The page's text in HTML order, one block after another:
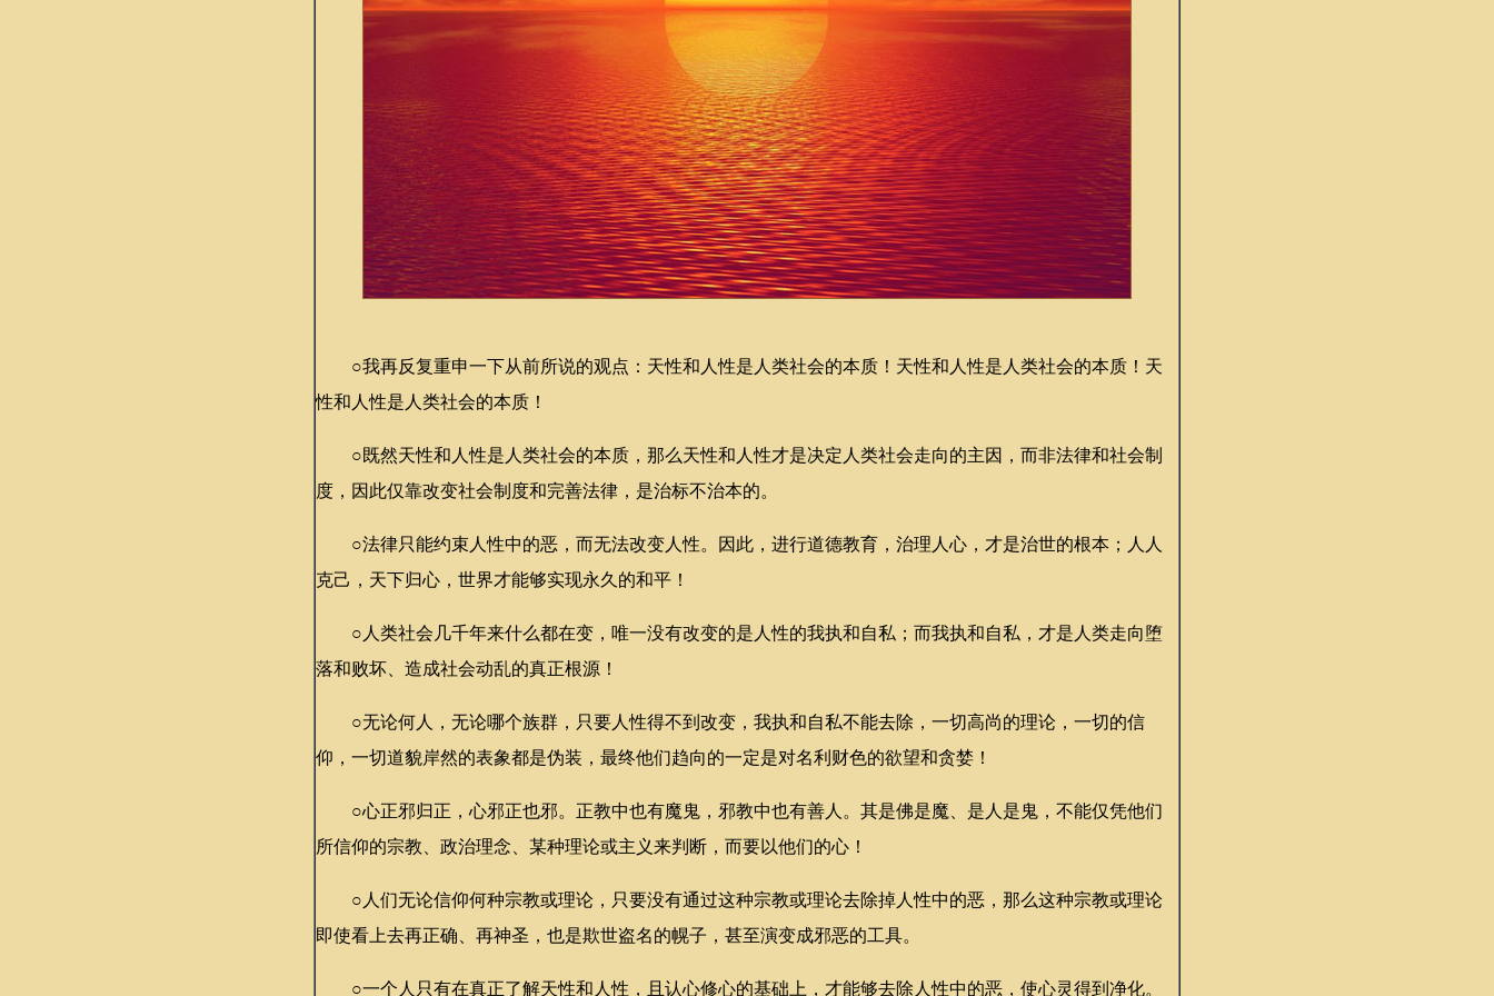
○我再反复重申一下从前所说的观点：天性和人性是人类社会的本质！天性和人性是人类社会的本质！天
性和人性是人类社会的本质！
○既然天性和人性是人类社会的本质，那么天性和人性才是决定人类社会走向的主因，而非法律和社会制
度，因此仅靠改变社会制度和完善法律，是治标不治本的。
○法律只能约束人性中的恶，而无法改变人性。因此，进行道德教育，治理人心，才是治世的根本；人人
克己，天下归心，世界才能够实现永久的和平！
○人类社会几千年来什么都在变，唯一没有改变的是人性的我执和自私；而我执和自私，才是人类走向堕
落和败坏、造成社会动乱的真正根源！
○无论何人，无论哪个族群，只要人性得不到改变，我执和自私不能去除，一切高尚的理论，一切的信
仰，一切道貌岸然的表象都是伪装，最终他们趋向的一定是对名利财色的欲望和贪婪！
○心正邪归正，心邪正也邪。正教中也有魔鬼，邪教中也有善人。其是佛是魔、是人是鬼，不能仅凭他们
所信仰的宗教、政治理念、某种理论或主义来判断，而要以他们的心！
○人们无论信仰何种宗教或理论，只要没有通过这种宗教或理论去除掉人性中的恶，那么这种宗教或理论
即使看上去再正确、再神圣，也是欺世盗名的幌子，甚至演变成邪恶的工具。
○一个人只有在真正了解天性和人性，且认心修心的基础上，才能够去除人性中的恶，使心灵得到净化。